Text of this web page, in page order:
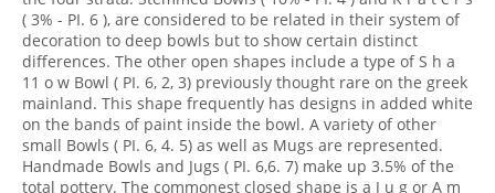
( 3% - PI. 6 ), are considered to be related in their system of
decoration to deep bowls but to show certain distinct
differences. The other open shapes include a type of S h a
11 o w Bowl ( PI. 6, 2, 3) previously thought rare on the greek
mainland. This shape frequently has designs in added white
on the bands of paint inside the bowl. A variety of other
small Bowls ( PI. 6, 4. 5) as well as Mugs are represented.
Handmade Bowls and Jugs ( PI. 6,6. 7) make up 3.5% of the
total pottery. The commonest closed shape is a J u g or A m